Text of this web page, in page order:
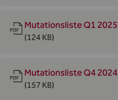
Mutationsliste Q1 2025
(124 KB)
Mutationsliste Q4 2024
(157 KB)